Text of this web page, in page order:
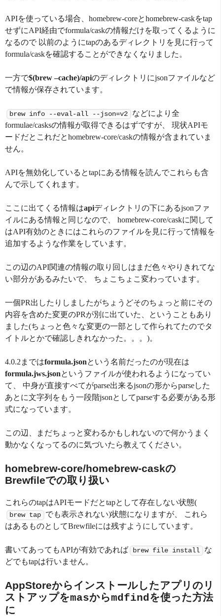
APIを使っている場合、homebrew-coreとhomebrew-caskをtap
せずにAPI経由でformula/caskの情報だけを取ってくるように
なるので 以前のようにtapのあるディレクトリを見に行って
formula/caskを確認することができなくなりました。
一方で$(brew –cache)/apiのディレクトリにjsonファイルなど
で情報が保存されています。
brew info --eval-all --json=v2
などにより全
formulae/casksの情報が取得できるはずですが、 現状APIモ
ードだとこれだとhomebrew-core/caskの情報が含まれていま
せん。
APIを無効化しているとtapにある情報を読んでこれらも含
んで示してくれます。
ここに出てくる情報はapiディレクトリの下にあるjsonファ
イルにある情報と同じなので、 homebrew-core/caskに関して
はAPI有効のときにはこれらのファイルを見に行って情報を
追加するような作業をしています。
この辺のAPI関連の情報の取り回しはまだ色々やりきれてな
い部分があるみたいで、 ちょこちょこ変わっています。
一個PR出したりしましたがちょうどそのちょっと前にその
内容を含めた変更のPRが別に出ていた、ということもあり
ました(ちょっと色々な変更の一部として作られてたのでタ
イトルとかで確認しきれなかった。。。)。
4.0.2まではformula.jsonという名前だったのが現在は
formula.jws.jsonというファイルが使われるようになってい
て、 中身が直接すべてがparse出来るjsonの形からparseした
あとに文字列をもう一段階jsonとしてparseする必要がある形
式になっています。
この辺、まだちょっと変わるかもしれないので何かうまく
動かなくなってるのに気づいたら教えてください。
homebrew-core/homebrew-caskの
Brewfileでの取り扱い
これらのtapはAPIモードだとtapとして存在しない状態(
brew tap
でも表示されない)状態になりますが、 これら
はあるものとしてBrewfileには残すようにしています。
書いてあってもAPIが有効であれば brew file install
な
どでもtapは行いません。
AppStoreからインストールしたアプリのリ
ストアップをmasからmdfindを使った方法
に